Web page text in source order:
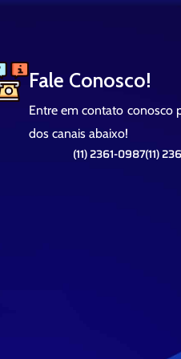
Fale Conosco!
Entre em contato conosco
dos canais abaixo!
(11) 2361-0987(11)